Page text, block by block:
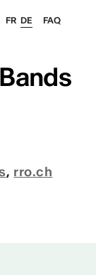
FAQ
FR DE
, rro.ch